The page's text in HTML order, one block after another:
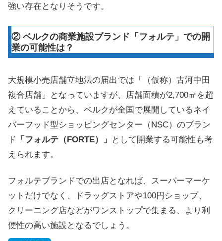
強い存在となりそうです。
② ベルクの商業施設ブランド「フォルテ」での開
業の可能性は？
大規模小売店舗立地法の届出では「（仮称）古河中田
複合店舗」となっていますが、店舗面積が2,700㎡を超
えていることから、ベルクが全国で展開しているネイ
バーフッド型ショッピングセンター（NSC）のブラン
ド
「フォルテ（FORTE）」
として開業する可能性も考
えられます。
フォルテブランドでの出店となれば、スーパーマーケ
ットだけでなく、ドラッグストアや100円ショップ、
クリーニング店などがワンストップで集まる、より利
便性の高い施設となるでしょう。